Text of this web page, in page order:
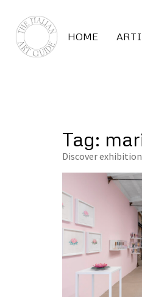
HOME
Tag:
Discover